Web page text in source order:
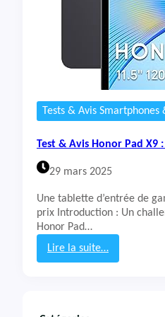
Tests & Avis Smartphones
Test & Avis Honor Pad
29 mars 2025
Une tablette d’entrée de
prix Introduction : Un
Honor Pad…
Lire la suite…
: